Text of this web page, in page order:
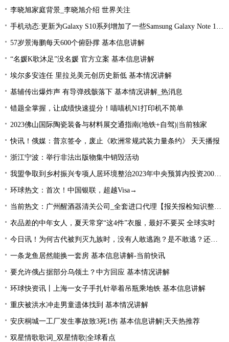
李晓旭家庭背景_李晓旭介绍 世界关注
手机动态:更新为Galaxy S10系列增加了一些Samsung Galaxy Note 10功能|环球消息
57岁景海鹏每天600个俯卧撑 基本信息讲解
“名媛K歌沐足”没名媛 官方立案 基本信息讲解
埃尔多安连任 里拉兑美元创历史新低 基本情况讲解
基辅传出爆炸声 有导弹残骸落下 基本情况讲解_热消息
错题全掌握，让成绩快速提分！喵喵机N1打印机不简单
2023佛山国际陶瓷装备与材料展交通指南(地铁+自驾)|当前独家
快讯！俄媒：普京签令，废止《欧洲常规武装力量条约》 天天播报
浙江宁波：举行非法出版物集中销毁活动
我盟争取到乡村振兴专项人居环境整治2023年中央预算内投资2000万元
环球热文：首次！中国银联，超越Visa→
当前热文：广州醒酒器清关公司_全套进口代理【报关报检知识整理】
衣品差的中年女人，夏天常穿“这4件”衣服，最好不要买 全球实时
今日讯！为何古代被判灭九族时，没有人敢逃跑？是不敢逃？还是不能逃
一条龙鱼居然能换一套房 基本信息讲解-当前快讯
要允许俄占据部分乌领土？中方回应 基本情况讲解
环球快资讯丨上海一女子手扎针举着吊瓶乘地铁 基本信息讲解
重庆被洪水冲走男童遗体找到 基本情况讲解
安庆桐城一工厂发生事故致3死1伤 基本信息讲解|天天热推荐
双星情歌歌词_双星情歌|全球看点